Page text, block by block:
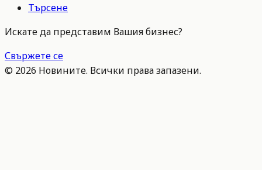
Търсене
Искате да представим Вашия бизнес?
Свържете се
© 2026 Новините. Всички права запазени.